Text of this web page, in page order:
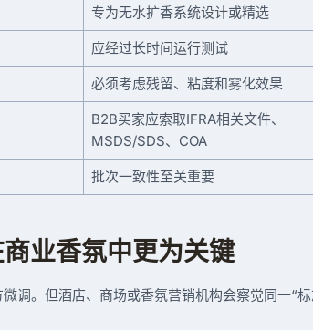
专为无水扩香系统设计或精选
应经过长时间运行测试
必须考虑残留、粘度和雾化效果
B2B买家应索取IFRA相关文件、
MSDS/SDS、COA
批次一致性至关重要
业香氛中更为关键
调。但酒店、商场或香氛营销机构会察觉同一“